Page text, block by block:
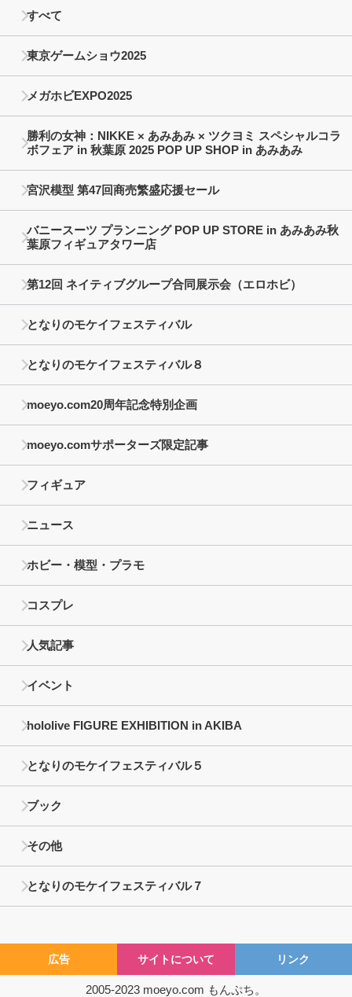
すべて
東京ゲームショウ2025
メガホビEXPO2025
勝利の女神：NIKKE × あみあみ × ツクヨミ スペシャルコラ
ボフェア in 秋葉原 2025 POP UP SHOP in あみあみ
宮沢模型 第47回商売繁盛応援セール
バニースーツ プランニング POP UP STORE in あみあみ秋
葉原フィギュアタワー店
第12回 ネイティブグループ合同展示会（エロホビ）
となりのモケイフェスティバル
となりのモケイフェスティバル８
moeyo.com20周年記念特別企画
moeyo.comサポーターズ限定記事
フィギュア
ニュース
ホビー・模型・プラモ
コスプレ
人気記事
イベント
hololive FIGURE EXHIBITION in AKIBA
となりのモケイフェスティバル５
ブック
その他
となりのモケイフェスティバル７
広告 サイトについて リンク
2005-2023 moeyo.com もんぷち。